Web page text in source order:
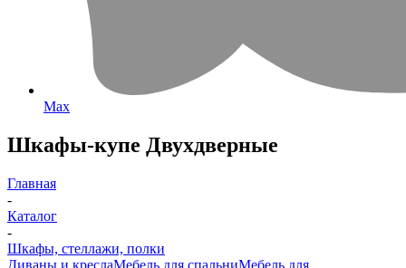
Max
Шкафы-купе Двухдверные
Главная
-
Каталог
-
Шкафы, стеллажи, полки
Диваны и креслаМебель для спальниМебель для